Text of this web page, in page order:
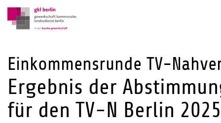
Einkommensrunde TV-
Ergebnis der
für den TV-N Berlin